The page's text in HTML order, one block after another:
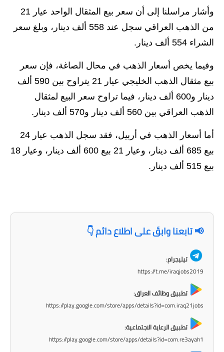
المرحلة المتوسطة
كتب مدرسية
المرحلة الابتدائية
المرحلة المتوسطة
المرحلة الاعدادية
ملازم دراسية
المرحلة الاعدادية
مواضيع انشاء
وأشار مراسلنا إلى أن سعر بيع المثقال الواحد عيار 21
من الذهب العراقي سجل عند 558 ألف دينار، وبلغ سعر
الشراء 554 ألف دينار.
وفيما يخص أسعار الذهب في محال الصاغة، فإن سعر
بيع مثقال الذهب الخليجي عيار 21 يتراوح بين 590 ألف
دينار و600 ألف دينار، فيما تراوح سعر البيع لمثقال
الذهب العراقي بين 560 ألف دينار و570 ألف دينار.
أما أسعار الذهب في أربيل، فقد سجل الذهب عيار 24
بيع 685 ألف دينار، وعيار 21 بيع 600 ألف دينار، وعيار 18
بيع 515 ألف دينار.
📢 تابعنا وابقَ على اطلاع دائم 👇
تيليجرام:
https://t.me/iraqjobs2019
تطبيق وظائف العراق:
https://play.google.com/store/apps/details?id=com.iraq21jobs
تطبيق الرعاية الاجتماعية:
https://play.google.com/store/apps/details?id=com.re3ayah1